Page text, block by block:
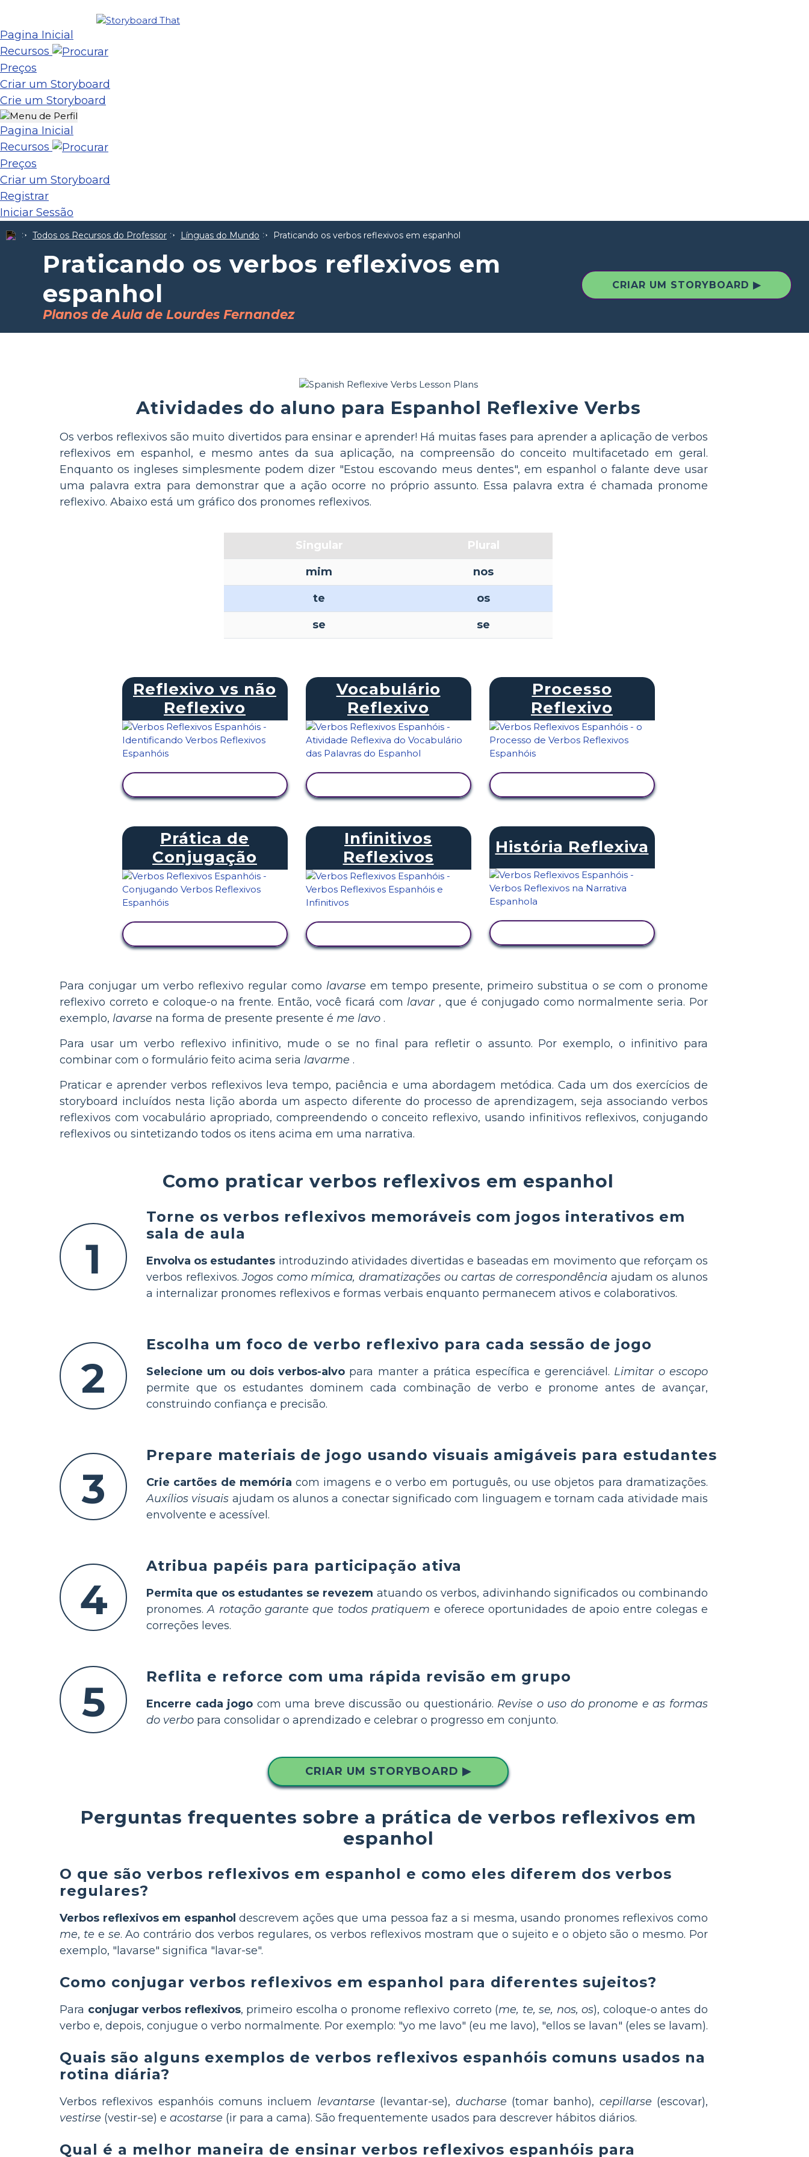
Pagina Inicial
Recursos
Preços
Criar um Storyboard
Crie um Storyboard
Pagina Inicial
Recursos
Preços
Criar um Storyboard
Registrar
Iniciar Sessão
Todos os Recursos do Professor Línguas do Mundo Praticando os verbos reflexivos em espanhol
Praticando os verbos reflexivos em
espanhol
Planos de Aula de Lourdes Fernandez
CRIAR UM STORYBOARD ▶
Atividades do aluno para Espanhol Reflexive Verbs
Os verbos reflexivos são muito divertidos para ensinar e aprender! Há muitas fases para aprender a aplicação de verbos
reflexivos em espanhol, e mesmo antes da sua aplicação, na compreensão do conceito multifacetado em geral.
Enquanto os ingleses simplesmente podem dizer "Estou escovando meus dentes", em espanhol o falante deve usar
uma palavra extra para demonstrar que a ação ocorre no próprio assunto. Essa palavra extra é chamada pronome
reflexivo. Abaixo está um gráfico dos pronomes reflexivos.
Singular
Plural
mim
nos
te
os
se
se
Reflexivo vs não
Reflexivo
Vocabulário
Reflexivo
Processo
Reflexivo
Prática de
Conjugação
Infinitivos
Reflexivos
História Reflexiva
Para conjugar um verbo reflexivo regular como lavarse em tempo presente, primeiro substitua o se com o pronome
reflexivo correto e coloque-o na frente. Então, você ficará com lavar, que é conjugado como normalmente seria. Por
exemplo, lavarse na forma de presente presente é me lavo .
Para usar um verbo reflexivo infinitivo, mude o se no final para refletir o assunto. Por exemplo, o infinitivo para
combinar com o formulário feito acima seria lavarme .
Praticar e aprender verbos reflexivos leva tempo, paciência e uma abordagem metódica. Cada um dos exercícios de
storyboard incluídos nesta lição aborda um aspecto diferente do processo de aprendizagem, seja associando verbos
reflexivos com vocabulário apropriado, compreendendo o conceito reflexivo, usando infinitivos reflexivos, conjugando
reflexivos ou sintetizando todos os itens acima em uma narrativa.
Como praticar verbos reflexivos em espanhol
1
Torne os verbos reflexivos memoráveis com jogos interativos em
sala de aula
Envolva os estudantes introduzindo atividades divertidas e baseadas em movimento que reforçam os
verbos reflexivos.Jogos como mímica, dramatizações ou cartas de correspondência ajudam os alunos
a internalizar pronomes reflexivos e formas verbais enquanto permanecem ativos e colaborativos.
2
Escolha um foco de verbo reflexivo para cada sessão de jogo
Selecione um ou dois verbos-alvo para manter a prática específica e gerenciável. Limitar o escopo
permite que os estudantes dominem cada combinação de verbo e pronome antes de avançar,
construindo confiança e precisão.
3
Prepare materiais de jogo usando visuais amigáveis para estudantes
Crie cartões de memória com imagens e o verbo em português, ou use objetos para dramatizações.
Auxílios visuais ajudam os alunos a conectar significado com linguagem e tornam cada atividade mais
envolvente e acessível.
4
Atribua papéis para participação ativa
Permita que os estudantes se revezem atuando os verbos, adivinhando significados ou combinando
pronomes.A rotação garante que todos pratiquem e oferece oportunidades de apoio entre colegas e
correções leves.
5
Reflita e reforce com uma rápida revisão em grupo
Encerre cada jogo com uma breve discussão ou questionário. Revise o uso do pronome e as formas
do verbo para consolidar o aprendizado e celebrar o progresso em conjunto.
CRIAR UM STORYBOARD ▶
Perguntas frequentes sobre a prática de verbos reflexivos em
espanhol
O que são verbos reflexivos em espanhol e como eles diferem dos verbos
regulares?
Verbos reflexivos em espanhol descrevem ações que uma pessoa faz a si mesma, usando pronomes reflexivos como
me, te e se. Ao contrário dos verbos regulares, os verbos reflexivos mostram que o sujeito e o objeto são o mesmo. Por
exemplo, "lavarse" significa "lavar-se".
Como conjugar verbos reflexivos em espanhol para diferentes sujeitos?
Para conjugar verbos reflexivos, primeiro escolha o pronome reflexivo correto (me, te, se, nos, os), coloque-o antes do
verbo e, depois, conjugue o verbo normalmente. Por exemplo: "yo me lavo" (eu me lavo), "ellos se lavan" (eles se lavam).
Quais são alguns exemplos de verbos reflexivos espanhóis comuns usados na
rotina diária?
Verbos reflexivos espanhóis comuns incluem levantarse (levantar-se), ducharse (tomar banho), cepillarse (escovar),
vestirse (vestir-se) e acostarse (ir para a cama). São frequentemente usados para descrever hábitos diários.
Qual é a melhor maneira de ensinar verbos reflexivos espanhóis para